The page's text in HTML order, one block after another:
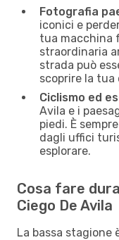
Fotografia
iconici e
tua macchina
straordinaria
strada può
scoprire la tua
Ciclismo ed
Avila e i
piedi. È
dagli uffici
esplorare.
Cosa fare
Ciego De Avila
La bassa stagione